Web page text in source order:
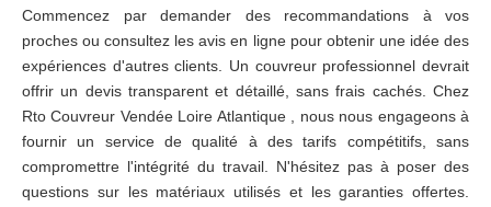
Commencez par demander des recommandations à vos
proches ou consultez les avis en ligne pour obtenir une idée des
expériences d'autres clients. Un couvreur professionnel devrait
offrir un devis transparent et détaillé, sans frais cachés. Chez
Rto Couvreur Vendée Loire Atlantique , nous nous engageons à
fournir un service de qualité à des tarifs compétitifs, sans
compromettre l'intégrité du travail. N'hésitez pas à poser des
questions sur les matériaux utilisés et les garanties offertes.